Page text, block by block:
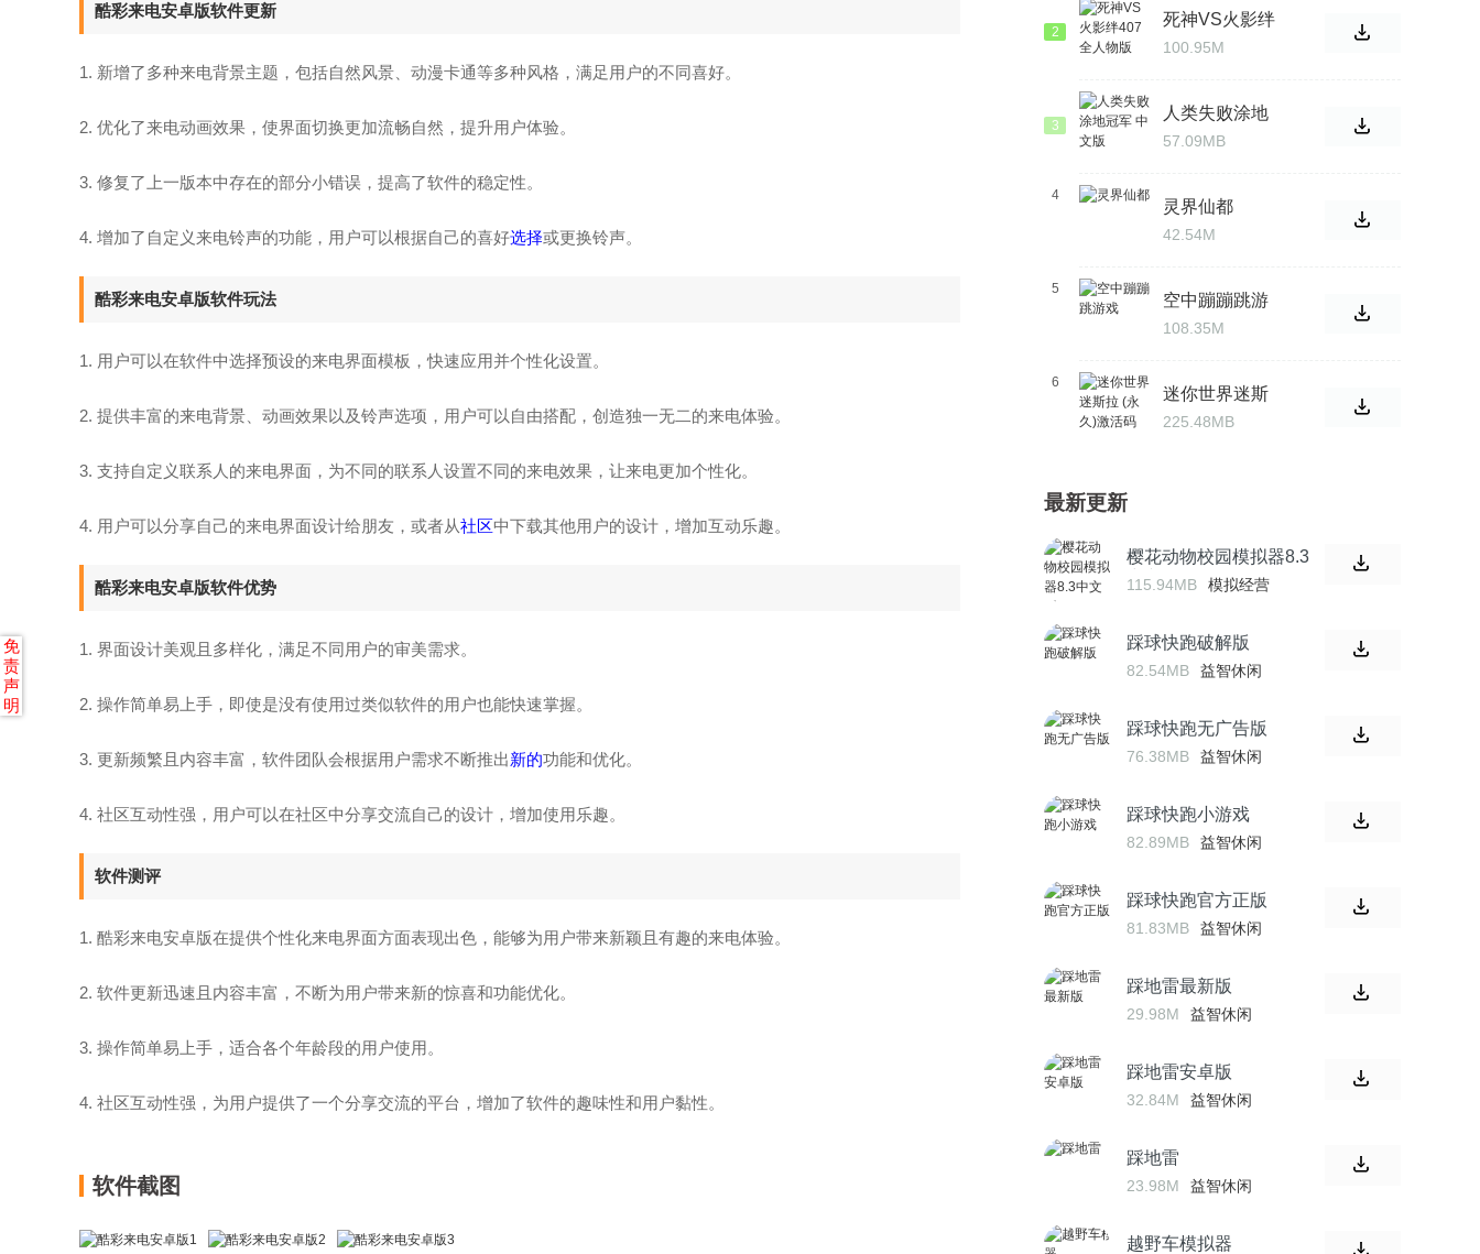
酷彩来电安卓版软件更新
1. 新增了多种来电背景主题，包括自然风景、动漫卡通等多种风格，满足用户的不同喜好。
2. 优化了来电动画效果，使界面切换更加流畅自然，提升用户体验。
3. 修复了上一版本中存在的部分小错误，提高了软件的稳定性。
4. 增加了自定义来电铃声的功能，用户可以根据自己的喜好选择或更换铃声。
酷彩来电安卓版软件玩法
1. 用户可以在软件中选择预设的来电界面模板，快速应用并个性化设置。
2. 提供丰富的来电背景、动画效果以及铃声选项，用户可以自由搭配，创造独一无二的来电体验。
3. 支持自定义联系人的来电界面，为不同的联系人设置不同的来电效果，让来电更加个性化。
4. 用户可以分享自己的来电界面设计给朋友，或者从社区中下载其他用户的设计，增加互动乐趣。
酷彩来电安卓版软件优势
1. 界面设计美观且多样化，满足不同用户的审美需求。
2. 操作简单易上手，即使是没有使用过类似软件的用户也能快速掌握。
3. 更新频繁且内容丰富，软件团队会根据用户需求不断推出新的功能和优化。
4. 社区互动性强，用户可以在社区中分享交流自己的设计，增加使用乐趣。
软件测评
1. 酷彩来电安卓版在提供个性化来电界面方面表现出色，能够为用户带来新颖且有趣的来电体验。
2. 软件更新迅速且内容丰富，不断为用户带来新的惊喜和功能优化。
3. 操作简单易上手，适合各个年龄段的用户使用。
4. 社区互动性强，为用户提供了一个分享交流的平台，增加了软件的趣味性和用户黏性。
软件截图
2
死神VS火影绊
407全人物版
100.95M
3
人类失败涂地
冠军 中文版
57.09MB
4
灵界仙都
42.54M
5
空中蹦蹦跳游
戏
108.35M
6
迷你世界迷斯
拉 (永久)激活
码
225.48MB
最新更新
樱花动物校园模拟器8.3
中文版
115.94MB 模拟经营
踩球快跑破解版
82.54MB 益智休闲
踩球快跑无广告版
76.38MB 益智休闲
踩球快跑小游戏
82.89MB 益智休闲
踩球快跑官方正版
81.83MB 益智休闲
踩地雷最新版
29.98M 益智休闲
踩地雷安卓版
32.84M 益智休闲
踩地雷
23.98M 益智休闲
越野车模拟器
免
责
声
明